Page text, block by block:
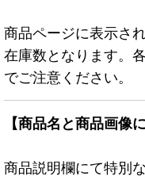
商品ページに表示さ
在庫数となります。
でご注意ください。
【商品名と商品画像
商品説明欄にて特別